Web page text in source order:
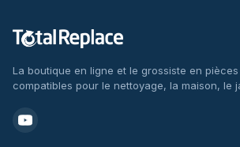
La boutique en ligne et le grossiste en
compatibles pour le nettoyage, la maison, le